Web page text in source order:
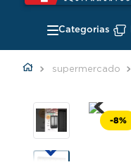
supermercado
-8%